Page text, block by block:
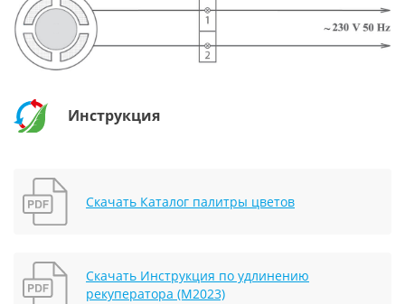
Инструкция
Скачать Каталог палитры цветов
Скачать Инструкция по удлинению
рекуператора (М2023)